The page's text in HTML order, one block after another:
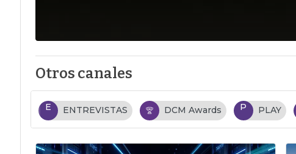
Otros canales
E ENTREVISTAS DCM Awards P PLAY